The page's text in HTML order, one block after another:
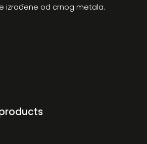
izrađene od crnog metala.